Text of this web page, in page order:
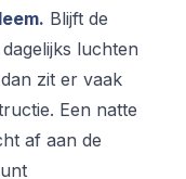
Blijft de
luchten
zit er vaak
Een natte
af aan de